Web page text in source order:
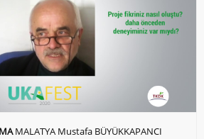
MALATYA Mustafa BÜYÜKKAPANCI